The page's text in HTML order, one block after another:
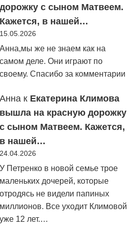
дорожку с сыном Матвеем.
Кажется, в нашей…
15.05.2026
Анна,мы же не знаем как на
самом деле. Они играют по
своему. Спасибо за комментарии
Анна к Екатерина Климова
вышла на красную дорожку
с сыном Матвеем. Кажется,
в нашей…
24.04.2026
У Петренко в новой семье трое
маленьких дочерей, которые
отродясь не видели папиных
миллионов. Все уходит Климовой
уже 12 лет.…